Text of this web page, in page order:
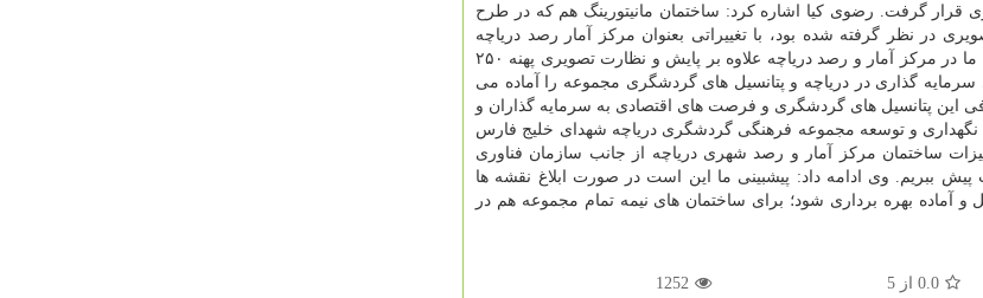
بهره برداری قرار گرفت. رضوی کیا اشاره کرد: ساختمان مانیتورینگ هم که در طرح
در نظر گرفته شده بود، با تغییراتی بعنوان مرکز آمار رصد دریاچه
شهدای خلیج فارس با پیشرفت فیزیکی ۴۵ درصد درحال تکمیل است. ما در مرکز آمار و رصد دریاچه علاوه بر پایش و نظارت تصویری پهنه ۲۵۰
گذاری در دریاچه و پتانسیل های گردشگری مجموعه را آماده می
این پتانسیل های گردشگری و فرصت های اقتصادی به سرمایه گذاران و
نگهداری و توسعه مجموعه فرهنگی گردشگری دریاچه شهدای خلیج فارس
ساختمان مرکز آمار و رصد شهری دریاچه از جانب سازمان فناوری
پیش ببریم. وی ادامه داد: پیشبینی ما این است در صورت ابلاغ نقشه ها
و آماده بهره برداری شود؛ برای ساختمان های نیمه تمام مجموعه هم در
0.0 از5
1252